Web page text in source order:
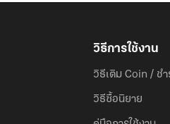
วิธีการใช้งาน
วิธีเติม Coin / ชำ
วิธีซื้อนิยาย